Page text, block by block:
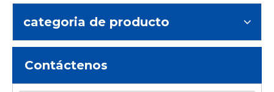
categoria de producto
Contáctenos